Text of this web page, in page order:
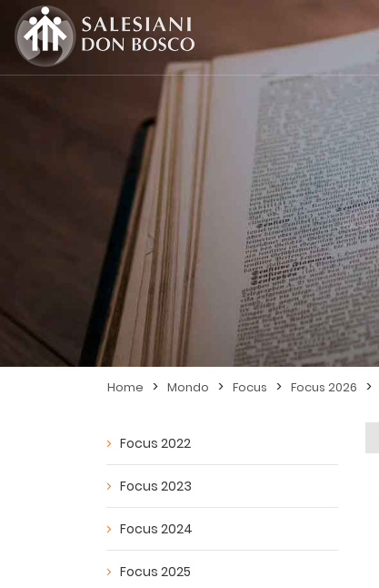
Home > Mondo > Focus > Focus 2026 >
Focus 2022
Focus 2023
Focus 2024
Focus 2025